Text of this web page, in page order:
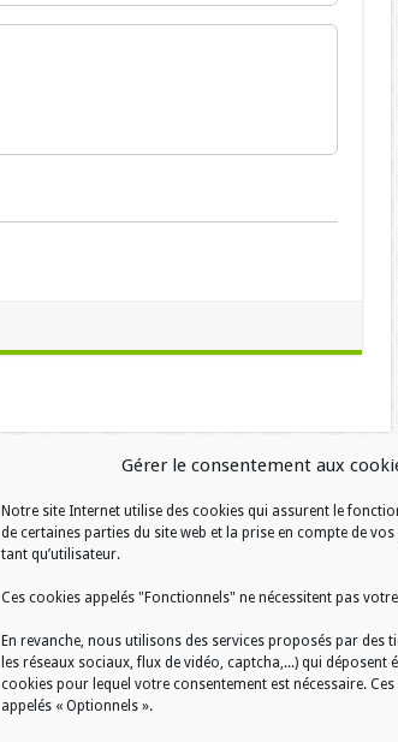
Gérer le consentement aux
Notre site Internet utilise des cookies qui assurent le
de certaines parties du site web et la prise en compte de vos
tant qu’utilisateur.
Ces cookies appelés "Fonctionnels" ne nécessitent pas
En revanche, nous utilisons des services proposés par des
les réseaux sociaux, flux de vidéo, captcha,...) qui déposent
cookies pour lequel votre consentement est nécessaire.
appelés « Optionnels ».
RÉALISATION